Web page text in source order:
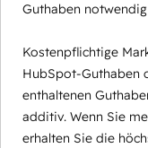
Guthaben
Kostenpflichtige
HubSpot-Guthaben
enthaltenen
additiv. Wenn Sie
erhalten Sie die